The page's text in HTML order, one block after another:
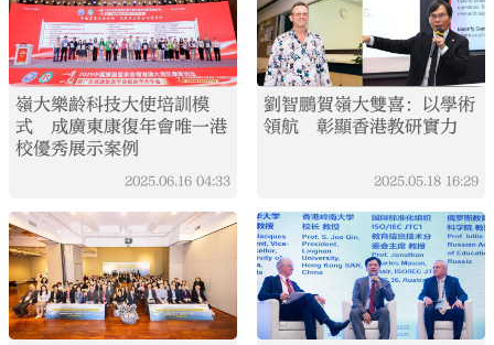
嶺大樂齡科技大使培訓模
式 成廣東康復年會唯一港
校優秀展示案例
2025.06.16 04:33
劉智鵬賀嶺大雙喜：以學術
領航 彰顯香港教研實力
2025.05.18 16:29